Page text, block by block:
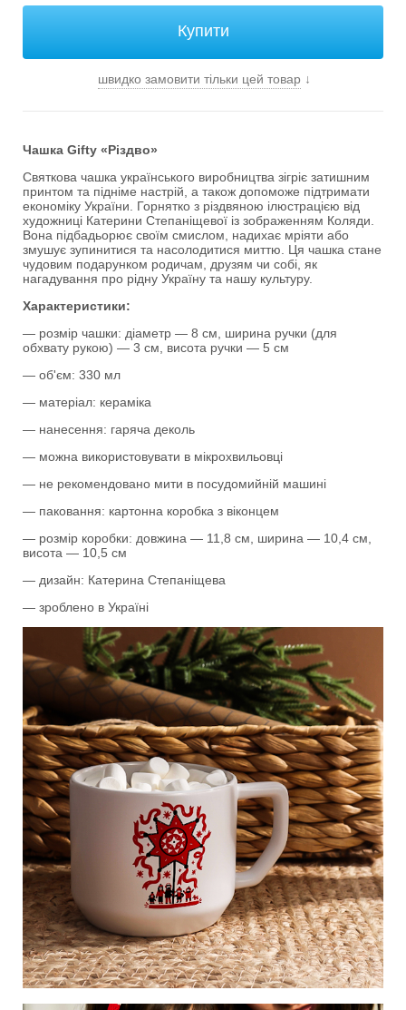
швидко замовити тільки цей товар↓
Чашка Gifty «Різдво»
Святкова чашка українського виробництва зігріє затишним
принтом та підніме настрій, а також допоможе підтримати
економіку України. Горнятко з різдвяною ілюстрацією від
художниці Катерини Степаніщевої із зображенням Коляди.
Вона підбадьорює своїм смислом, надихає мріяти або
змушує зупинитися та насолодитися миттю. Ця чашка стане
чудовим подарунком родичам, друзям чи собі, як
нагадування про рідну Україну та нашу культуру.
Характеристики:
— розмір чашки: діаметр — 8 см, ширина ручки (для
обхвату рукою) — 3 см, висота ручки — 5 см
— об'єм: 330 мл
— матеріал: кераміка
— нанесення: гаряча деколь
— можна використовувати в мікрохвильовці
— не рекомендовано мити в посудомийній машині
— паковання: картонна коробка з віконцем
— розмір коробки: довжина — 11,8 см, ширина — 10,4 см,
висота — 10,5 см
— дизайн: Катерина Степаніщева
— зроблено в Україні